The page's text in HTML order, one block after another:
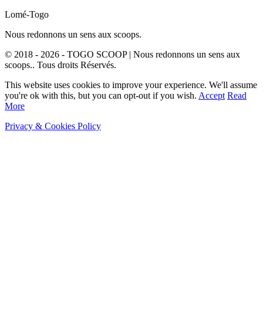
Lomé-Togo
Nous redonnons un sens aux scoops.
© 2018 - 2026 - TOGO SCOOP | Nous redonnons un sens aux
scoops.. Tous droits Réservés.
This website uses cookies to improve your experience. We'll assume
you're ok with this, but you can opt-out if you wish. Accept Read
More
Privacy & Cookies Policy